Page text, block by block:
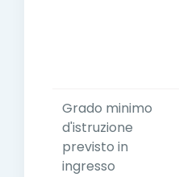
Grado minimo
d'istruzione
previsto in
ingresso